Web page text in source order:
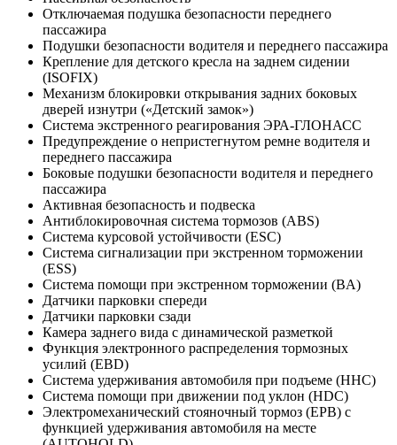
Отключаемая подушка безопасности переднего
пассажира
Подушки безопасности водителя и переднего пассажира
Крепление для детского кресла на заднем сидении
(ISOFIX)
Механизм блокировки открывания задних боковых
дверей изнутри («Детский замок»)
Система экстренного реагирования ЭРА-ГЛОНАСС
Предупреждение о непристегнутом ремне водителя и
переднего пассажира
Боковые подушки безопасности водителя и переднего
пассажира
Активная безопасность и подвеска
Антиблокировочная система тормозов (ABS)
Система курсовой устойчивости (ESC)
Система сигнализации при экстренном торможении
(ESS)
Система помощи при экстренном торможении (BA)
Датчики парковки спереди
Датчики парковки сзади
Камера заднего вида с динамической разметкой
Функция электронного распределения тормозных
усилий (EBD)
Система удерживания автомобиля при подъеме (HHC)
Система помощи при движении под уклон (HDC)
Электромеханический стояночный тормоз (EPB) с
функцией удерживания автомобиля на месте